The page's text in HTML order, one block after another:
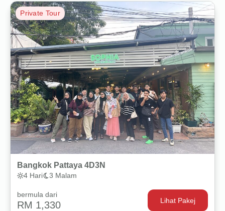
Private Tour
Bangkok Pattaya 4D3N
4 Hari 3 Malam
bermula dari
RM 1,330 Lihat Pakej